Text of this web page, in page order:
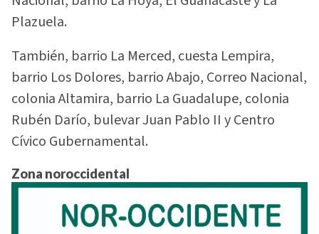
Plazuela.
También, barrio La Merced, cuesta Lempira,
barrio Los Dolores, barrio Abajo, Correo Nacional,
colonia Altamira, barrio La Guadalupe, colonia
Rubén Darío, bulevar Juan Pablo II y Centro
Cívico Gubernamental.
Zona noroccidental